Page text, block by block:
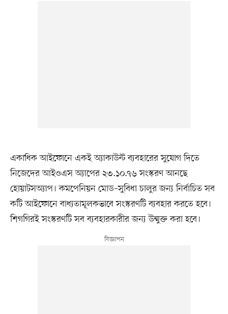
একাধিক আইফোনে একই অ্যাকাউন্ট ব্যবহারের সুযোগ দিতে
নিজেদের আইওএস অ্যাপের ২৩.১০.৭৬ সংস্করণ আনছে
হোয়াটসঅ্যাপ। কমপেনিয়ন মোড–সুবিধা চালুর জন্য নির্বাচিত সব
কটি আইফোনে বাধ্যতামূলকভাবে সংস্করণটি ব্যবহার করতে হবে।
শিগগিরই সংস্করণটি সব ব্যবহারকারীর জন্য উন্মুক্ত করা হবে।